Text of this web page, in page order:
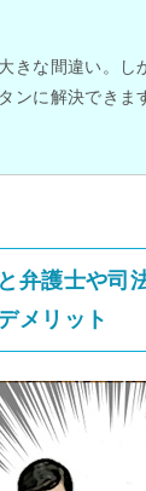
きな間違い。し
ンに解決できま
弁護士や司
メリット